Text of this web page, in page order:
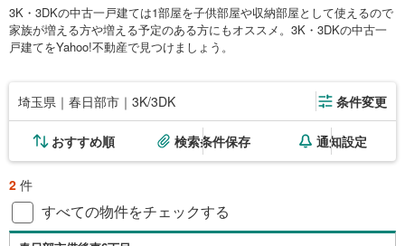
3K・3DKの中古一戸建ては1部屋を子供部屋や収納部屋として使えるので
家族が増える方や増える予定のある方にもオススメ。3K・3DKの中古一
戸建てをYahoo!不動産で見つけましょう。
埼玉県｜春日部市｜3K/3DK 条件変更
おすすめ順 検索条件保存 通知設定
2 件
すべての物件をチェックする